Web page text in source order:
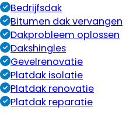
Bedrijfsdak
Bitumen dak vervangen
Dakprobleem oplossen
Dakshingles
Gevelrenovatie
Platdak isolatie
Platdak renovatie
Platdak reparatie